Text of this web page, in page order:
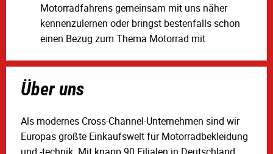
Motorradfahrens gemeinsam mit uns näher
kennenzulernen oder bringst bestenfalls schon
einen Bezug zum Thema Motorrad mit
Über uns
Als modernes Cross-Channel-Unternehmen sind wir
Europas größte Einkaufswelt für Motorradbekleidung